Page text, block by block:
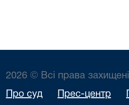
2026 © Всі права захищені
Про суд Прес-центр